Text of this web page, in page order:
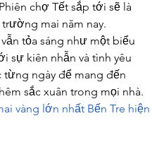
chợ Tết sắp tới sẽ là
mai năm nay.
tỏa sáng như một biểu
sự kiên nhẫn và tình yêu
ngày để mang đến
sắc xuân trong mọi nhà.
vàng lớn nhất Bến Tre hiện